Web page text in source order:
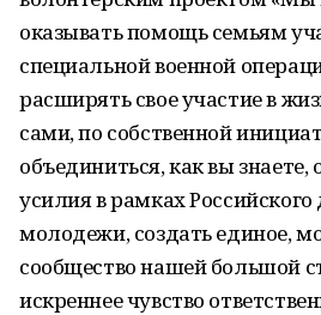
оказывать помощь семьям
специальной военной
расширять свое участие в
сами, по собственной
объединиться, как вы знаете,
усилия в рамках
молодежи, создать единое,
сообщество нашей большой
искреннее чувство